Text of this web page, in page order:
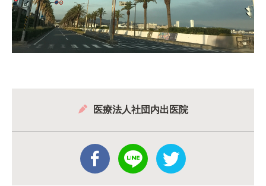
医療法人社団内出医院